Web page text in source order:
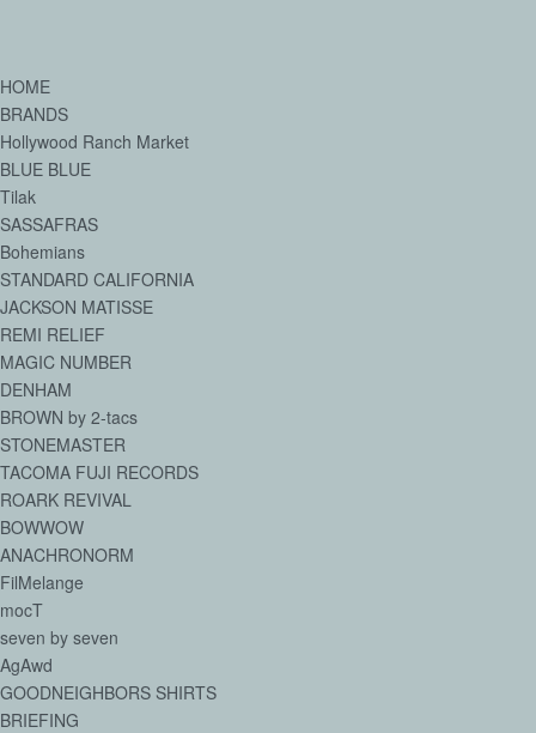
HOME
BRANDS
Hollywood Ranch Market
BLUE BLUE
Tilak
SASSAFRAS
Bohemians
STANDARD CALIFORNIA
JACKSON MATISSE
REMI RELIEF
MAGIC NUMBER
DENHAM
BROWN by 2-tacs
STONEMASTER
TACOMA FUJI RECORDS
ROARK REVIVAL
BOWWOW
ANACHRONORM
FilMelange
mocT
seven by seven
AgAwd
GOODNEIGHBORS SHIRTS
BRIEFING